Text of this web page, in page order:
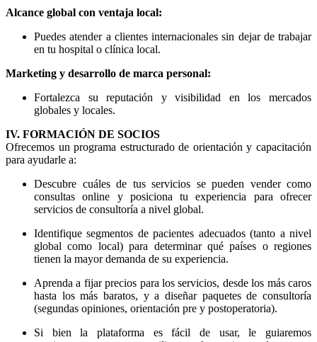
Alcance global con ventaja local:
Puedes atender a clientes internacionales sin dejar de trabajar
en tu hospital o clínica local.
Marketing y desarrollo de marca personal:
Fortalezca su reputación y visibilidad en los mercados
globales y locales.
IV. FORMACIÓN DE SOCIOS
Ofrecemos un programa estructurado de orientación y capacitación
para ayudarle a:
Descubre cuáles de tus servicios se pueden vender como
consultas online y posiciona tu experiencia para ofrecer
servicios de consultoría a nivel global.
Identifique segmentos de pacientes adecuados (tanto a nivel
global como local) para determinar qué países o regiones
tienen la mayor demanda de su experiencia.
Aprenda a fijar precios para los servicios, desde los más caros
hasta los más baratos, y a diseñar paquetes de consultoría
(segundas opiniones, orientación pre y postoperatoria).
Si bien la plataforma es fácil de usar, le guiaremos